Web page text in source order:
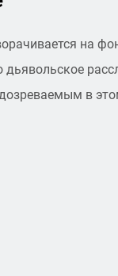
на
дьявольское
в